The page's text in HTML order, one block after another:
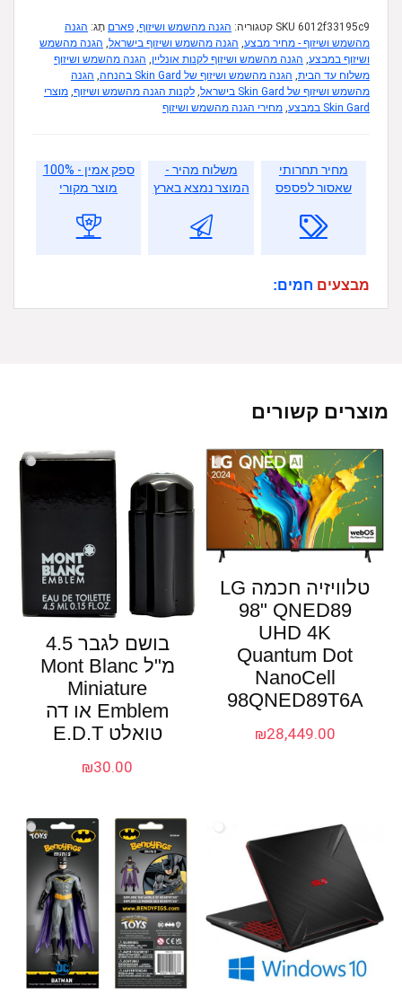
SKU 6012f33195c9 קטגוריה: הגנה מהשמש ושיזוף, פארם תָג: הגנה
מהשמש ושיזוף - מחיר מבצע, הגנה מהשמש ושיזוף בישראל, הגנה מהשמש
ושיזוף במבצע, הגנה מהשמש ושיזוף לקנות אונליין, הגנה מהשמש ושיזוף
משלוח עד הבית, הגנה מהשמש ושיזוף של Skin Gard בהנחה , הגנה
מהשמש ושיזוף של Skin Gard בישראל
, לקנות הגנה מהשמש ושיזוף, מוצרי
Skin Gard במבצע
, מחירי הגנה מהשמש ושיזוף
מחיר תחרותי
שאסור לפספס
משלוח מהיר -
המוצר נמצא בארץ
ספק אמין - 100%
מוצר מקורי
מבצעים חמים:
מוצרים קשורים
טלוויזיה חכמה LG
98" QNED89
UHD 4K
Quantum Dot
NanoCell
98QNED89T6A
₪28,449.00
בושם לגבר 4.5
מ"ל Mont Blanc
Miniature
Emblem או דה
טואלט E.D.T
₪30.00